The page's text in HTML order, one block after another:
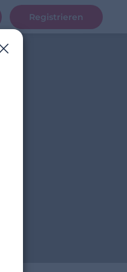
Registrieren